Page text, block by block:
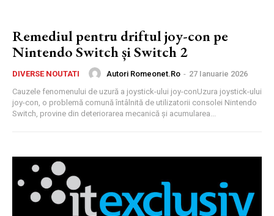
Remediul pentru driftul joy-con pe
Nintendo Switch și Switch 2
DIVERSE NOUTATI Autori Romeonet.ro - 27 Ianuarie 2026
Cauzele fenomenului de uzură a joystick-ului joy-conUzura joystick-ului
joy-con, o problemă comună întâlnită de utilizatorii consolei Nintendo
Switch, provine din deteriorarea mecanică și acumularea...